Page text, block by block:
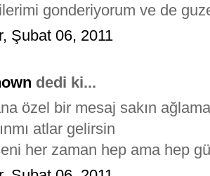
gonderiyorum ve de
Şubat 06, 2011
dedi ki...
özel bir mesaj sakın
atlar gelirsin
her zaman hep ama hep